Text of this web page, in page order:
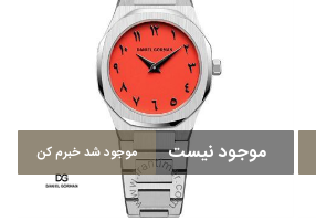
موجود نیست موجود شد خبرم کن